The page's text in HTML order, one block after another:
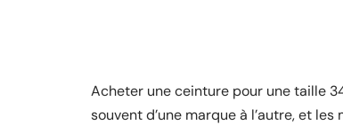
Acheter une ceinture pour une taille
souvent d’une marque à l’autre, et